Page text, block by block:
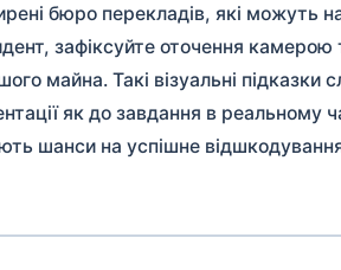
бюро перекладів, які можуть
зафіксуйте оточення
майна. Такі візуальні підказки
як до завдання в реальному
шанси на успішне